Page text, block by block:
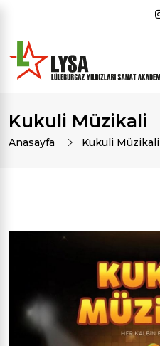
Kukuli Müzikali
Anasayfa Kukuli Müzikali